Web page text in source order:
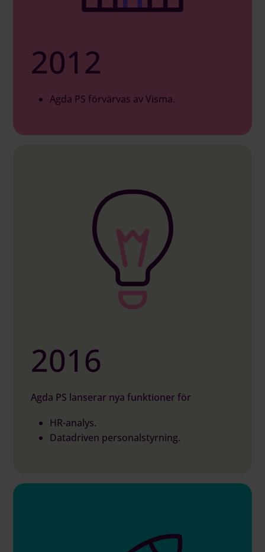
2012
Agda PS förvärvas av Visma.
2016
Agda PS lanserar nya funktioner för
HR-analys.
Datadriven personalstyrning.